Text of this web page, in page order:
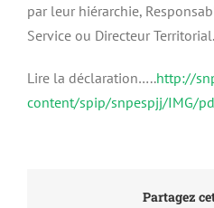
par leur hiérarchie,
Service ou Directeur Territorial.
Lire la déclaration…..http://
content/spip/snpespjj/IMG/
Partagez